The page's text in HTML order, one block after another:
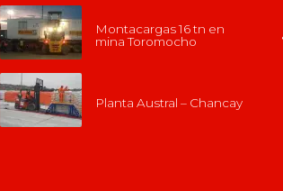
Montacargas 16 tn en
mina Toromocho
Planta Austral – Chancay